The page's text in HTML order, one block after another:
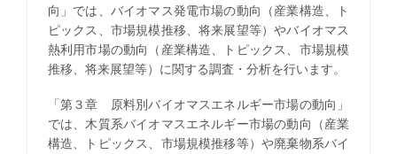
向」では、バイオマス発電市場の動向（産業構造、ト
ピックス、市場規模推移、将来展望等）やバイオマス
熱利用市場の動向（産業構造、トピックス、市場規模
推移、将来展望等）に関する調査・分析を行います。
「第３章 原料別バイオマスエネルギー市場の動向」
では、木質系バイオマスエネルギー市場の動向（産業
構造、トピックス、市場規模推移等）や廃棄物系バイ